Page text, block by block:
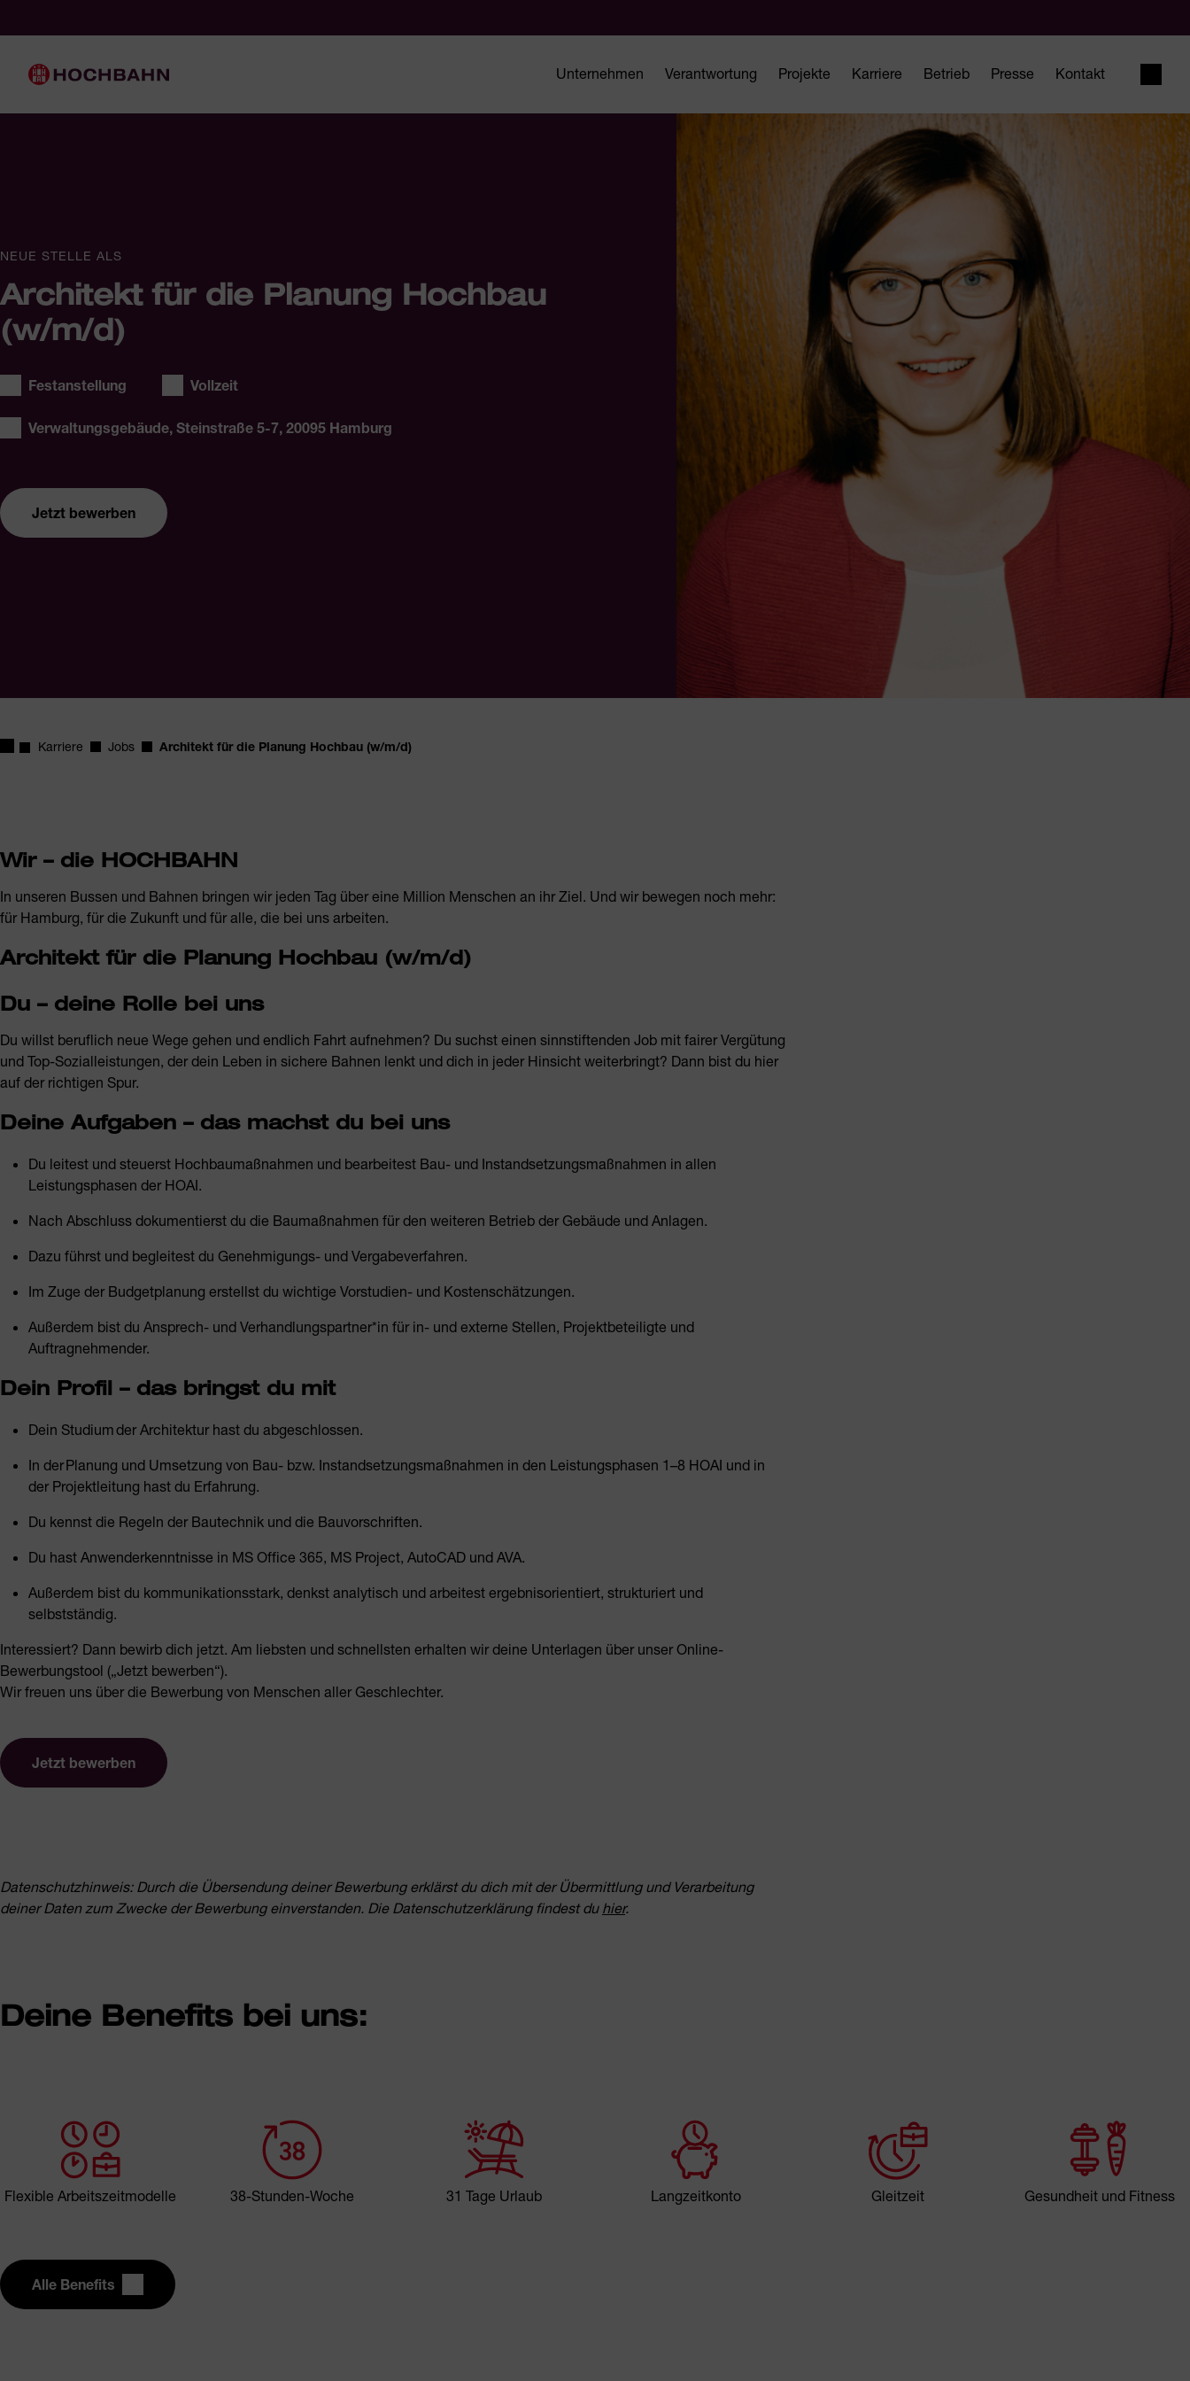
Hauptnavigation
Unternehmen Verantwortung Projekte Karriere Betrieb Presse Kontakt
NEUE STELLE ALS
Architekt für die Planung Hochbau
(w/m/d)
Stellentyp:
Festanstellung Arbeitszeit:
Vollzeit
Verwaltungsgebäude, Steinstraße 5-7, 20095 Hamburg
Jetzt bewerben
Startseite
Karriere Jobs Architekt für die Planung Hochbau (w/m/d)
Wir – die HOCHBAHN
In unseren Bussen und Bahnen bringen wir jeden Tag über eine Million Menschen an ihr Ziel. Und wir bewegen noch mehr:
für Hamburg, für die Zukunft und für alle, die bei uns arbeiten.
Architekt für die Planung Hochbau (w/m/d)
Du – deine Rolle bei uns
Du willst beruflich neue Wege gehen und endlich Fahrt aufnehmen? Du suchst einen sinnstiftenden Job mit fairer Vergütung
und Top-Sozialleistungen, der dein Leben in sichere Bahnen lenkt und dich in jeder Hinsicht weiterbringt? Dann bist du hier
auf der richtigen Spur.
Deine Aufgaben – das machst du bei uns
Du leitest und steuerst Hochbaumaßnahmen und bearbeitest Bau- und Instandsetzungsmaßnahmen in allen
Leistungsphasen der HOAI.
Nach Abschluss dokumentierst du die Baumaßnahmen für den weiteren Betrieb der Gebäude und Anlagen.
Dazu führst und begleitest du Genehmigungs- und Vergabeverfahren.
Im Zuge der Budgetplanung erstellst du wichtige Vorstudien- und Kostenschätzungen.
Außerdem bist du Ansprech- und Verhandlungspartner*in für in- und externe Stellen, Projektbeteiligte und
Auftragnehmender.
Dein Profil – das bringst du mit
Dein Studium der Architektur hast du abgeschlossen.
In der Planung und Umsetzung von Bau- bzw. Instandsetzungsmaßnahmen in den Leistungsphasen 1–8 HOAI und in
der Projektleitung hast du Erfahrung.
Du kennst die Regeln der Bautechnik und die Bauvorschriften.
Du hast Anwenderkenntnisse in MS Office 365, MS Project, AutoCAD und AVA.
Außerdem bist du kommunikationsstark, denkst analytisch und arbeitest ergebnisorientiert, strukturiert und
selbstständig.
Interessiert? Dann bewirb dich jetzt. Am liebsten und schnellsten erhalten wir deine Unterlagen über unser Online-
Bewerbungstool („Jetzt bewerben“).
Wir freuen uns über die Bewerbung von Menschen aller Geschlechter.
Jetzt bewerben
Datenschutzhinweis: Durch die Übersendung deiner Bewerbung erklärst du dich mit der Übermittlung und Verarbeitung
deiner Daten zum Zwecke der Bewerbung einverstanden. Die Datenschutzerklärung findest du hier.
Deine Benefits bei uns:
Flexible Arbeitszeitmodelle 38-Stunden-Woche 31 Tage Urlaub Langzeitkonto Gleitzeit Gesundheit und Fitness
Alle Benefits